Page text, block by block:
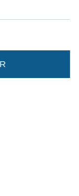
boutique
Français
à la